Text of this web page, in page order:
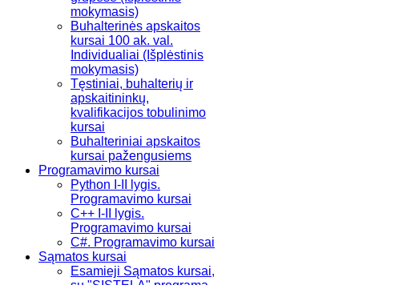
mokymasis)
Buhalterinės apskaitos
kursai 100 ak. val.
Individualiai (Išplėstinis
mokymasis)
Tęstiniai, buhalterių ir
apskaitininkų,
kvalifikacijos tobulinimo
kursai
Buhalteriniai apskaitos
kursai pažengusiems
Programavimo kursai
Python I-II lygis.
Programavimo kursai
C++ I-II lygis.
Programavimo kursai
C#. Programavimo kursai
Sąmatos kursai
Esamieji Sąmatos kursai,